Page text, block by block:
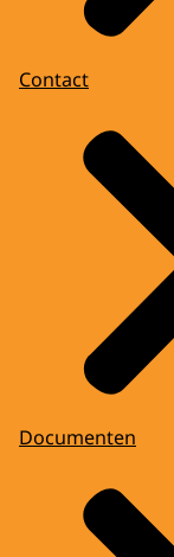
Contact
Documenten